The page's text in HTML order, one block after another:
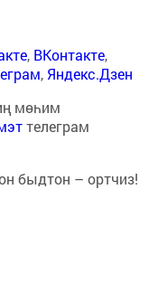
, ВКонтакте,
, Яндекс.Дзен
мөһим
телеграм